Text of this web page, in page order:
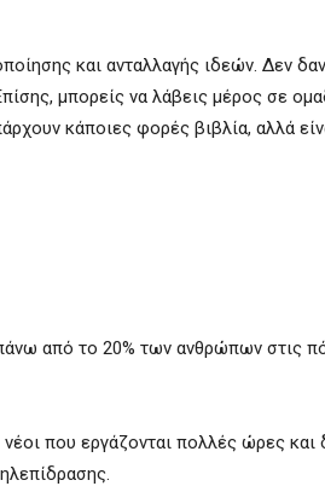
και ανταλλαγής ιδεών. Δεν
μπορείς να λάβεις μέρος σε
κάποιες φορές βιβλία, αλλά
από το 20% των ανθρώπων στις
που εργάζονται πολλές ώρες και